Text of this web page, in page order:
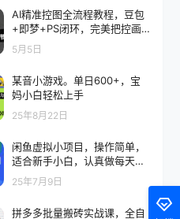
AI精准控图全流程教程，豆包
+即梦+PS闭环，完美把控画
面人物构图细节
5月5日
某音小游戏。单日600+，宝
妈小白轻松上手
25年8月22日
闲鱼虚拟小项目，操作简单，
适合新手小白，认真做每天稳
定2张
25年7月9日
拼多多批量搬砖实战课，全自